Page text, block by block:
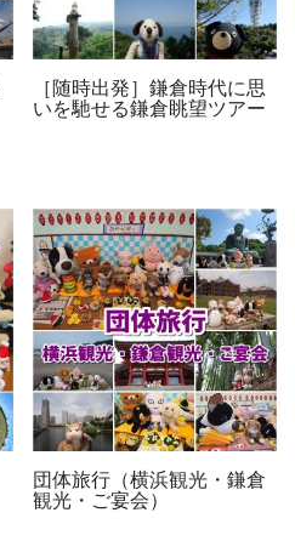
［随時出発］鎌倉時代に思
いを馳せる鎌倉眺望ツアー
団体旅行（横浜観光・鎌倉
観光・ご宴会）